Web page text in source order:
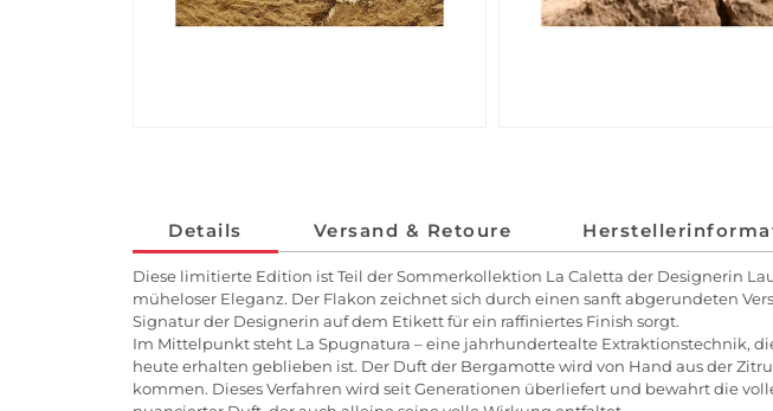
Details Versand & Retoure
Diese limitierte Edition ist Teil der Sommerkollektion La Caletta der Designerin
müheloser Eleganz. Der Flakon zeichnet sich durch einen sanft abgerundeten
Signatur der Designerin auf dem Etikett für ein raffiniertes Finish sorgt.
Im Mittelpunkt steht La Spugnatura – eine jahrhundertealte Extraktionstechnik,
heute erhalten geblieben ist. Der Duft der Bergamotte wird von Hand aus der
kommen. Dieses Verfahren wird seit Generationen überliefert und bewahrt die